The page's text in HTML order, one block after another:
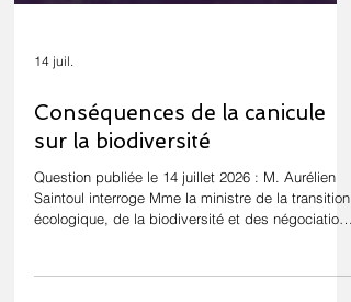
Conséquences de la canicule
Question publiée le 14 juillet 2026 : M. Aurélien